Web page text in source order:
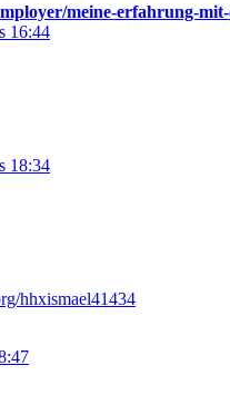
meine-erfahrung-
16:44
18:34
hhxismael41434